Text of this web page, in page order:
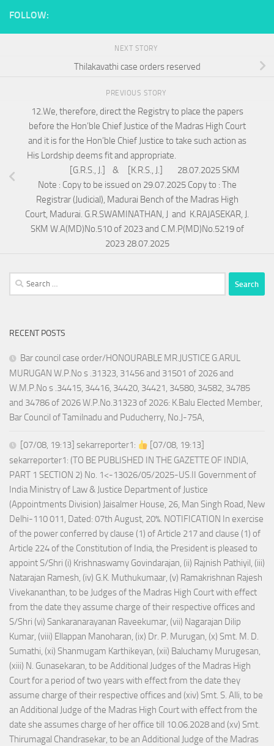
FOLLOW:
NEXT STORY
Thilakavathi case orders reserved
PREVIOUS STORY
12.We, therefore, direct the Registry to place the papers
before the Hon’ble Chief Justice of the Madras High Court
and it is for the Hon’ble Chief Justice to take such action as
His Lordship deems fit and appropriate.
[G.R.S., J.] & [K.R.S., J.] 28.07.2025 SKM
Note : Copy to be issued on 29.07.2025 Copy to : The
Registrar (Judicial), Madurai Bench of the Madras High
Court, Madurai. G.R.SWAMINATHAN, J and K.RAJASEKAR, J.
SKM W.A(MD)No.510 of 2023 and C.M.P(MD)No.5219 of
2023 28.07.2025
Search
for:
RECENT POSTS
Bar council case order/HONOURABLE MR.JUSTICE G.ARUL
MURUGAN W.P.No s .31323, 31456 and 31501 of 2026 and
W.M.P.No s .34415, 34416, 34420, 34421, 34580, 34582, 34785
and 34786 of 2026 W.P.No.31323 of 2026: K.Balu Elected Member,
Bar Council of Tamilnadu and Puducherry, No.J-75A,
[07/08, 19:13] sekarreporter1:
[07/08, 19:13]
sekarreporter1: (TO BE PUBLISHED IN THE GAZETTE OF INDIA,
PART 1 SECTION 2) No. 1<-13026/05/2025-US.II Government of
India Ministry of Law & Justice Department of Justice
(Appointments Division) Jaisalmer House, 26, Man Singh Road, New
Delhi-110 011, Dated: 07th August, 20%. NOTIFICATION In exercise
of the power conferred by clause (1) of Article 217 and clause (1) of
Article 224 of the Constitution of India, the President is pleased to
appoint S/Shri (i) Krishnaswamy Govindarajan, (ii) Rajnish Pathiyil, (iii)
Natarajan Ramesh, (iv) G.K. Muthukumaar, (v) Ramakrishnan Rajesh
Vivekananthan, to be Judges of the Madras High Court with effect
from the date they assume charge of their respective offices and
S/Shri (vi) Sankaranarayanan Raveekumar, (vii) Nagarajan Dilip
Kumar, (viii) Ellappan Manoharan, (ix) Dr. P. Murugan, (x) Smt. M. D.
Sumathi, (xi) Shanmugam Karthikeyan, (xii) Baluchamy Murugesan,
(xiii) N. Gunasekaran, to be Additional Judges of the Madras High
Court for a period of two years with effect from the date they
assume charge of their respective offices and (xiv) Smt. S. Alli, to be
an Additional Judge of the Madras High Court with effect from the
date she assumes charge of her office till 10.06.2028 and (xv) Smt.
Thirumagal Chandrasekar, to be an Additional Judge of the Madras